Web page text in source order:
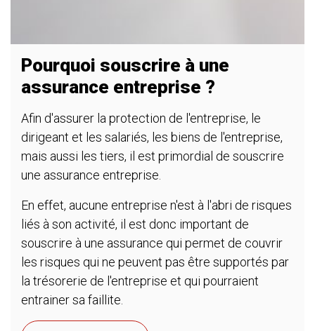
Pourquoi souscrire à une
assurance entreprise ?
Afin d'assurer la protection de l'entreprise, le
dirigeant et les salariés, les biens de l'entreprise,
mais aussi les tiers, il est primordial de souscrire
une assurance entreprise.
En effet, aucune entreprise n'est à l'abri de risques
liés à son activité, il est donc important de
souscrire à une assurance qui permet de couvrir
les risques qui ne peuvent pas être supportés par
la trésorerie de l'entreprise et qui pourraient
entrainer sa faillite.